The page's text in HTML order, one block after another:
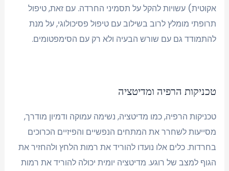
אקוטית) עשויות להקל על תסמיני החרדה. עם זאת, טיפול
תרופתי מומלץ לרוב בשילוב עם טיפול פסיכולוגי, על מנת
להתמודד גם עם שורש הבעיה ולא רק עם הסימפטומים.
טכניקות הרפיה ומדיטציה
טכניקות הרפיה, כמו מדיטציה, נשימה עמוקה ודמיון מודרך,
מסייעות לשחרר את המתחים הנפשיים והפיזיים הכרוכים
בחרדות. כלים אלו נועדו להוריד את רמות הלחץ ולהחזיר את
הגוף למצב של רוגע. מדיטציה יומית יכולה להוריד את רמות